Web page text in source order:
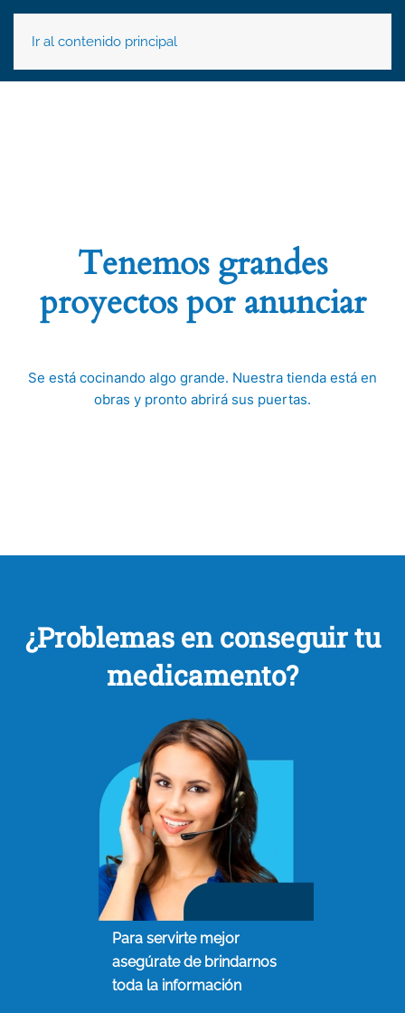
Ir al contenido principal
Tenemos grandes
proyectos por anunciar
Se está cocinando algo grande. Nuestra tienda está en
obras y pronto abrirá sus puertas.
¿Problemas en conseguir tu
medicamento?
Para servirte mejor
asegúrate de brindarnos
toda la información